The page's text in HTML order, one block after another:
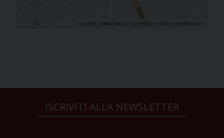
Leaflet | Map data © OpenStreetMap contributors
ISCRIVITI ALLA NEWSLETTER